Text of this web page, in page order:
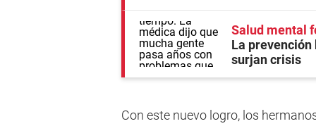
Salud mental
La
surjan crisis
Con este nuevo logro, los